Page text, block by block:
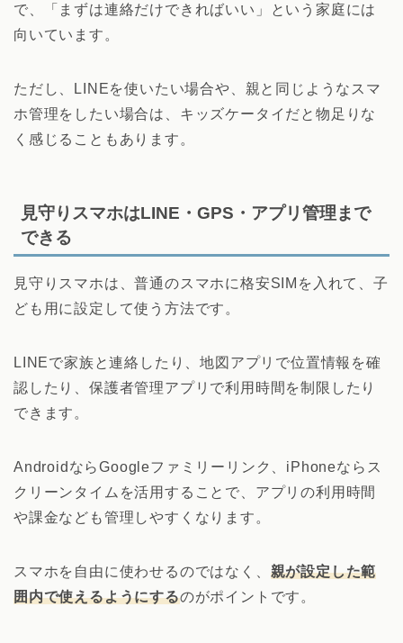
で、「まずは連絡だけできればいい」という家庭には
向いています。
ただし、LINEを使いたい場合や、親と同じようなスマ
ホ管理をしたい場合は、キッズケータイだと物足りな
く感じることもあります。
見守りスマホはLINE・GPS・アプリ管理まで
できる
見守りスマホは、普通のスマホに格安SIMを入れて、子
ども用に設定して使う方法です。
LINEで家族と連絡したり、地図アプリで位置情報を確
認したり、保護者管理アプリで利用時間を制限したり
できます。
AndroidならGoogleファミリーリンク、iPhoneならス
クリーンタイムを活用することで、アプリの利用時間
や課金なども管理しやすくなります。
スマホを自由に使わせるのではなく、 親が設定した範
囲内で使えるようにするのがポイントです。